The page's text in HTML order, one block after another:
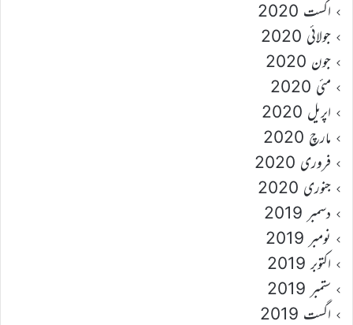
اگست 2020
جولائی 2020
جون 2020
مئی 2020
اپریل 2020
مارچ 2020
فروری 2020
جنوری 2020
دسمبر 2019
نومبر 2019
اکتوبر 2019
ستمبر 2019
اگست 2019